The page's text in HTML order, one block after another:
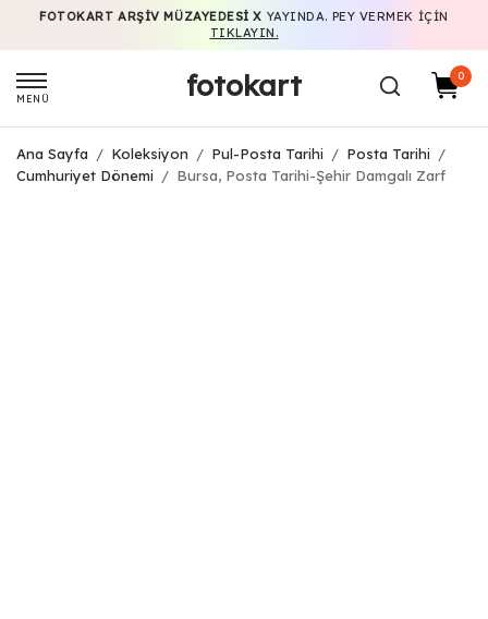
FOTOKART ARŞIV MÜZAYEDESI X YAYINDA. PEY VERMEK IÇIN
TIKLAYIN.
MENÜ fotokart 0
Ana Sayfa / Koleksiyon / Pul-Posta Tarihi / Posta Tarihi
/
Cumhuriyet Dönemi
/ Bursa, Posta Tarihi-Şehir Damgalı Zarf